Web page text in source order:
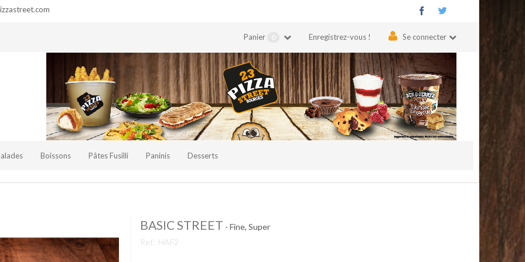
Enregistrez-vous ! Se connecter
Panier 0
Boissons Pâtes Fusilli Paninis Desserts
BASIC STREET - Fine, Super
Ref.: HAF2